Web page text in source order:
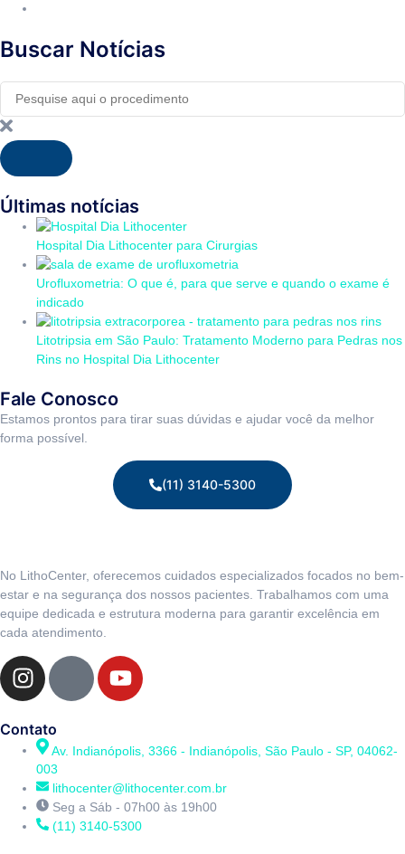
Buscar Notícias
Últimas notícias
Hospital Dia Lithocenter para Cirurgias
Urofluxometria: O que é, para que serve e quando o exame é
indicado
Litotripsia em São Paulo: Tratamento Moderno para Pedras nos
Rins no Hospital Dia Lithocenter
Fale Conosco
Estamos prontos para tirar suas dúvidas e ajudar você da melhor
forma possível.
(11) 3140-5300
No LithoCenter, oferecemos cuidados especializados focados no bem-
estar e na segurança dos nossos pacientes. Trabalhamos com uma
equipe dedicada e estrutura moderna para garantir excelência em
cada atendimento.
Contato
Av. Indianópolis, 3366 - Indianópolis, São Paulo - SP, 04062-
003
lithocenter@lithocenter.com.br
Seg a Sáb - 07h00 às 19h00
(11) 3140-5300